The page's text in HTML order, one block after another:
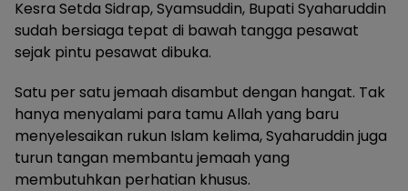
Kesra Setda Sidrap, Syamsuddin, Bupati Syaharuddin
sudah bersiaga tepat di bawah tangga pesawat
sejak pintu pesawat dibuka.
Satu per satu jemaah disambut dengan hangat. Tak
hanya menyalami para tamu Allah yang baru
menyelesaikan rukun Islam kelima, Syaharuddin juga
turun tangan membantu jemaah yang
membutuhkan perhatian khusus.